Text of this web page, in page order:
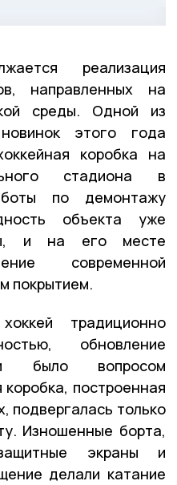
реализация
направленных на
среды. Одной из
этого года
коробка на
стадиона в
по демонтажу
объекта уже
и на его месте
современной
покрытием.
традиционно
обновление
было вопросом
построенная
подвергалась только
Изношенные борта,
экраны и
делали катание